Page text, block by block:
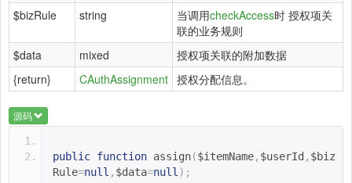
$bizRule
string 当调用checkAccess时 授权项关
联的业务规则
$data
mixed
授权项关联的附加数据
{return}
CAuthAssignment 授权分配信息。
源码
public function assign($itemName, $userId , $biz
Rule=null , $data=null);